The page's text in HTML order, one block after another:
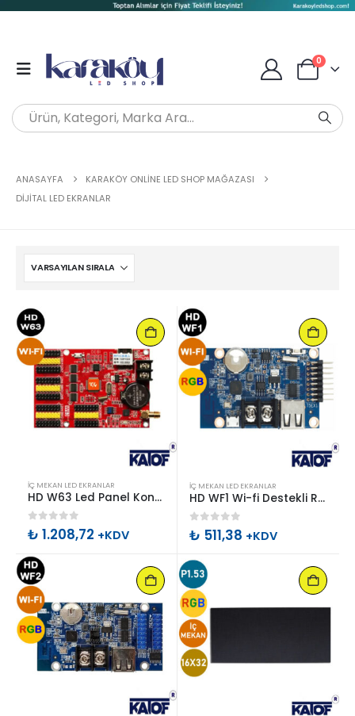
0
ANASAYFA
KARAKÖY ONLINE LED SHOP MAĞAZASI
DIJITAL LED EKRANLAR
İÇ MEKAN LED EKRANLAR
HD W63 Led Panel Kontrol Kartı
0 out of 5
₺ 1.208,72 +KDV
İÇ MEKAN LED EKRANLAR
HD WF1 Wi-fi Destekli RGB Led Panel Kontrol Kartı
0 out of 5
₺ 511,38 +KDV